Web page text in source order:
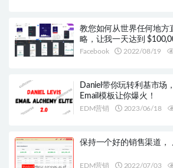
教您如何从世界任何地方
略，让我一天达到
的基础知识
Facebook 2022/08/19
Daniel带你玩转利基市场
Email模板让你爆火！
EDM营销 2023/06/18
保持一个好的销售渠道，
EDM营销 2022/07/03